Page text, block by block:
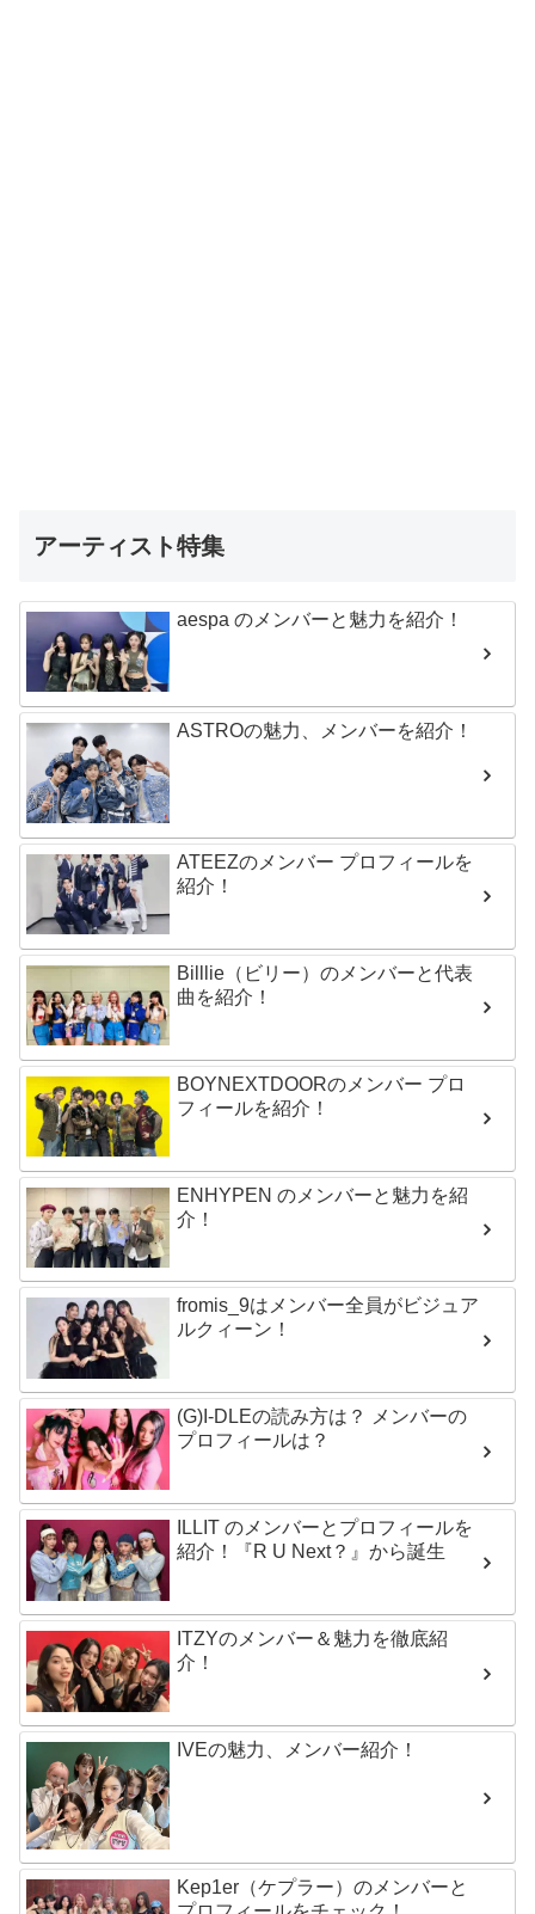
アーティスト特集
aespa のメンバーと魅力を紹介！
ASTROの魅力、メンバーを紹介！
ATEEZのメンバー プロフィールを
紹介！
Billlie（ビリー）のメンバーと代表
曲を紹介！
BOYNEXTDOORのメンバー プロ
フィールを紹介！
ENHYPEN のメンバーと魅力を紹
介！
fromis_9はメンバー全員がビジュア
ルクィーン！
(G)I-DLEの読み方は？ メンバーの
プロフィールは？
ILLIT のメンバーとプロフィールを
紹介！『R U Next？』から誕生
ITZYのメンバー＆魅力を徹底紹
介！
IVEの魅力、メンバー紹介！
Kep1er（ケプラー）のメンバーと